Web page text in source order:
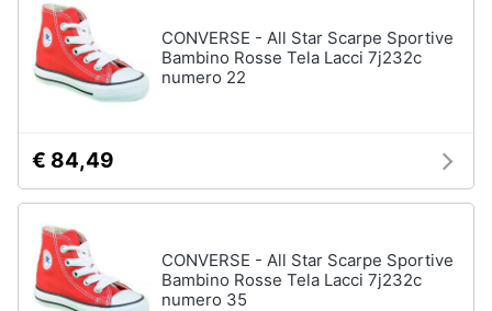
CONVERSE - All Star Scarpe Sportive
Bambino Rosse Tela Lacci 7j232c
numero 22
€ 84,49
CONVERSE - All Star Scarpe Sportive
Bambino Rosse Tela Lacci 7j232c
numero 35